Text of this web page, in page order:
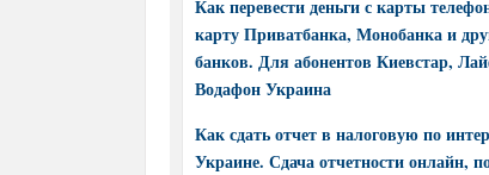
Как перевести деньги с карты
карту Приватбанка, Монобанка и
банков. Для абонентов Киевстар,
Водафон Украина
Как сдать отчет в налоговую по
Украине. Сдача отчетности онлайн,